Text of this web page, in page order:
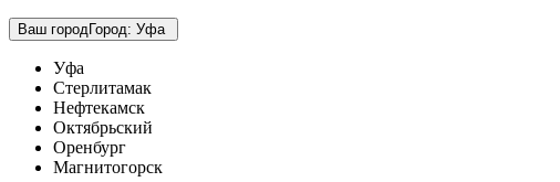
Ваш городГород: Уфа
Уфа
Стерлитамак
Нефтекамск
Октябрьский
Оренбург
Магнитогорск